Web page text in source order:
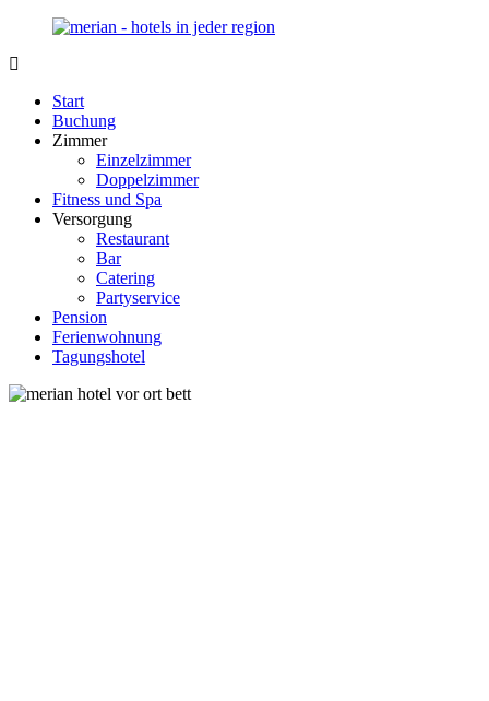
Zurück
Inhalt
Hotel.de
Portal
Hotels,
Unterkunft
Reisen
Deutschland
Start
Buchung
Zimmer
Einzelzimmer
Doppelzimmer
Fitness und Spa
Versorgung
Restaurant
Bar
Catering
Partyservice
Pension
Ferienwohnung
Tagungshotel